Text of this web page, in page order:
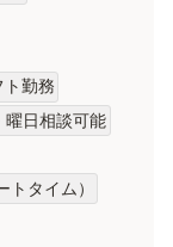
ト勤務
曜日相談可能
トタイム）